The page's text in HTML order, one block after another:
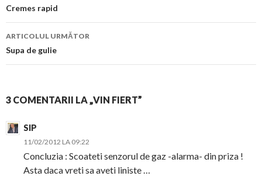
în
articol
Cremes rapid
ARTICOLUL URMĂTOR
Supa de gulie
3 COMENTARII LA „VIN FIERT”
SIP
11/02/2012 LA 09:22
Concluzia : Scoateti senzorul de gaz -alarma- din priza !
Asta daca vreti sa aveti liniste …